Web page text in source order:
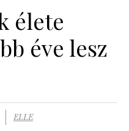
élete
éve lesz
ELLE